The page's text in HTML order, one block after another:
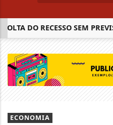
DO RECESSO SEM
ECONOMIA